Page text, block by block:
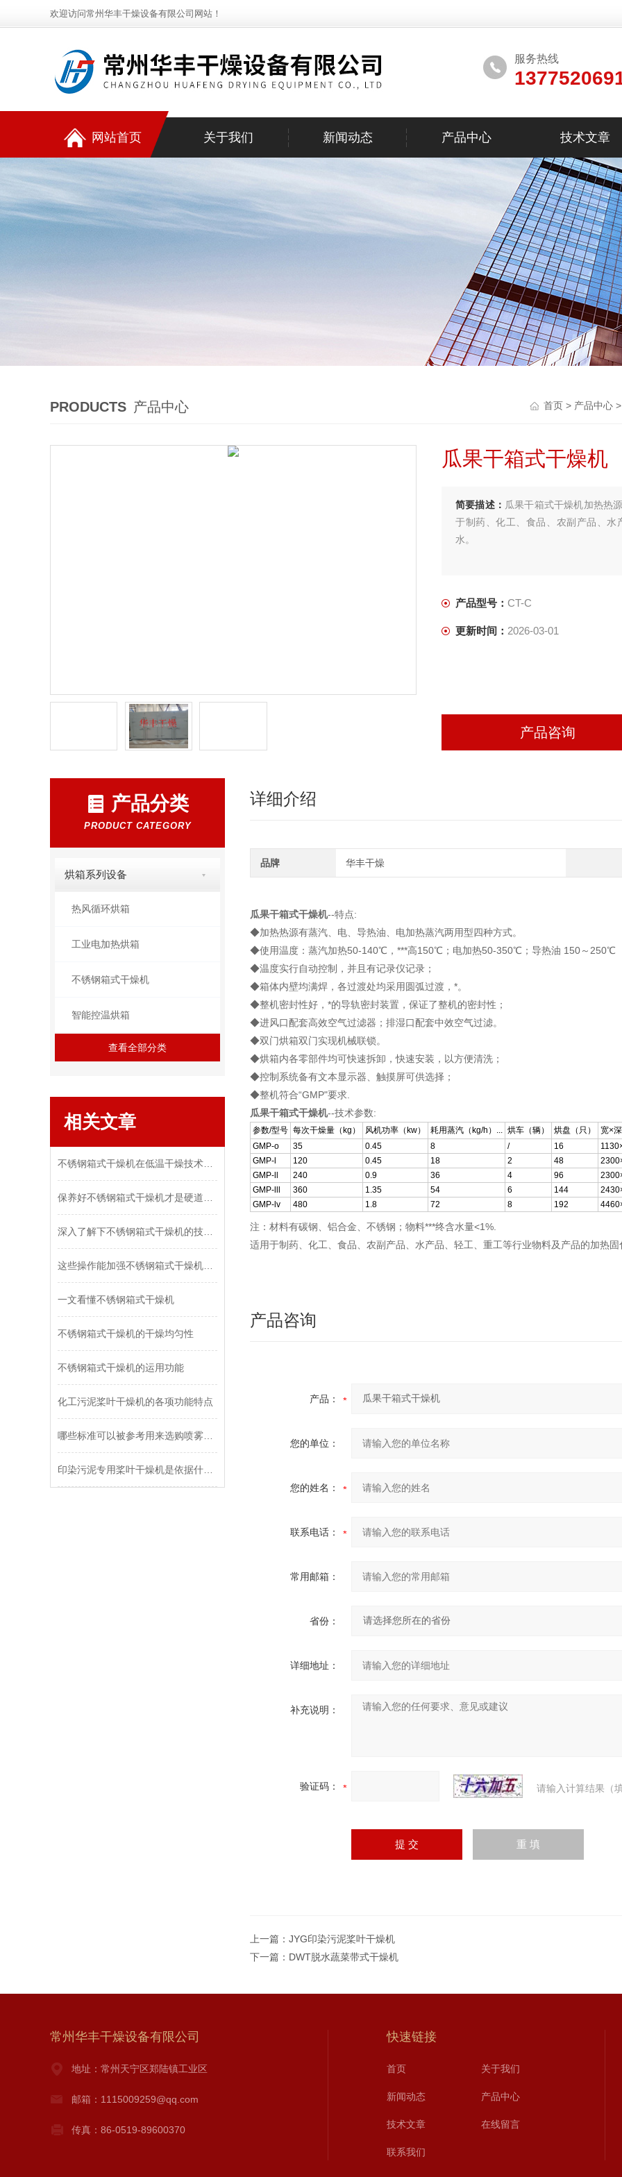
欢迎访问常州华丰干燥设备有限公司网站！
服务热线
网站首页 关于我们 新闻动态 产品中心 技术文章
PRODUCTS 产品中心 首页 > 产品中心 >
瓜果干箱式干燥机
简要描述： 瓜果干箱式干燥机加热热
于制药、化工、食品、农副产品、
水。
产品型号： CT-C
更新时间： 2026-03-01
产品咨询
产品分类
PRODUCT CATEGORY
烘箱系列设备
热风循环烘箱
工业电加热烘箱
不锈钢箱式干燥机
智能控温烘箱
查看全部分类
相关文章
一文看懂不锈钢箱式干燥机
不锈钢箱式干燥机的干燥均匀性
不锈钢箱式干燥机的运用功能
化工污泥桨叶干燥机的各项功能特点
详细介绍
品牌 华丰干燥
瓜果干箱式干燥机--特点:
◆加热热源有蒸汽、电、导热油、电加热蒸汽两用型四种方式。
◆使用温度：蒸汽加热50-140℃，***高150℃；电加热50-350℃；导热油 150～250℃
◆温度实行自动控制，并且有记录仪记录；
◆箱体内壁均满焊，各过渡处均采用圆弧过渡，*。
◆整机密封性好，*的导轨密封装置，保证了整机的密封性；
◆进风口配套高效空气过滤器；排湿口配套中效空气过滤。
◆双门烘箱双门实现机械联锁。
◆烘箱内各零部件均可快速拆卸，快速安装，以方便清洗；
◆控制系统备有文本显示器、触摸屏可供选择；
◆整机符合“GMP"要求.
瓜果干箱式干燥机--技术参数:
参数/型号 每次干燥量（kg） 风机功率（kw） 耗用蒸汽（kg/h）... 烘车（辆） 烘盘（只） 宽×
GMP-o
35 0.45 8 / 16
GMP-l
120 0.45 18 2 48
GMP-ll
240 0.9 36 4 96
GMP-lll
360 1.35 54 6 144
GMP-lv
480 1.8 72 8 192
注：材料有碳钢、铝合金、不锈钢；物料***终含水量<1%.
适用于制药、化工、食品、农副产品、水产品、轻工、重工等行业物料及产品的加热固
产品咨询
产品：
您的单位：
您的姓名：
联系电话：
常用邮箱：
省份：
详细地址：
补充说明：
验证码： 请输入计算结果（
上一篇： JYG印染污泥桨叶干燥机
下一篇： DWT脱水蔬菜带式干燥机
常州华丰干燥设备有限公司
地址：常州天宁区郑陆镇工业区
邮箱：1115009259@qq.com
传真：86-0519-89600370
快速链接
首页 关于我们
新闻动态 产品中心
技术文章 在线留言
联系我们